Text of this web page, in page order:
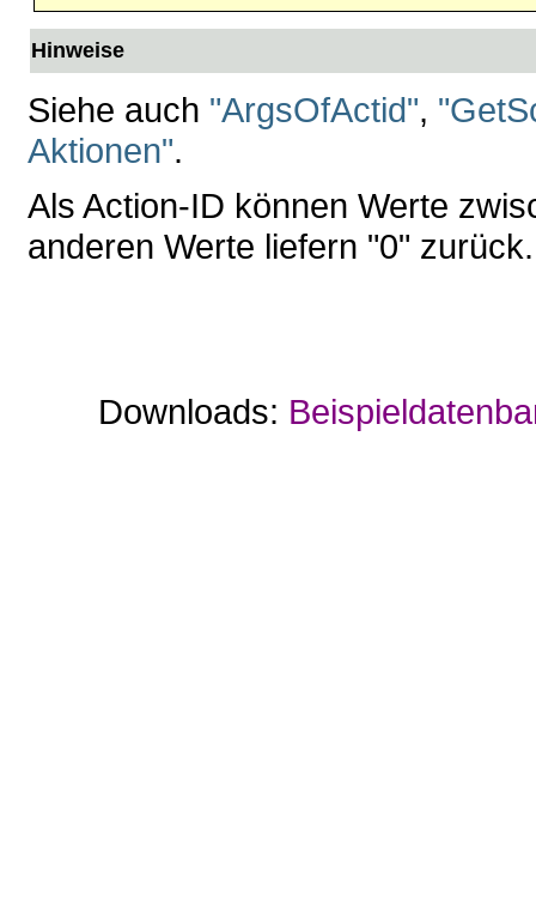
Hinweise
Siehe auch "ArgsOfActid",
Aktionen".
Als Action-ID können Werte
anderen Werte liefern "0" zurück.
Downloads: